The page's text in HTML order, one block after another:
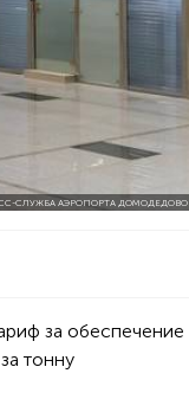
СЛУЖБА АЭРОПОРТА ДОМОДЕДОВО
за обеспечение
тонну